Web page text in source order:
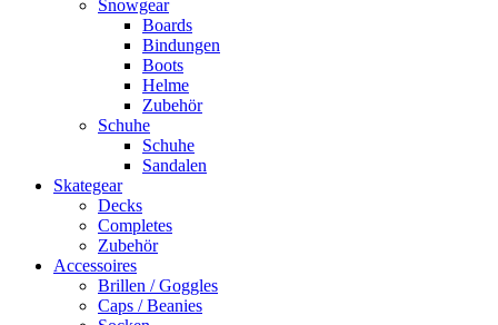
Snowgear
Boards
Bindungen
Boots
Helme
Zubehör
Schuhe
Schuhe
Sandalen
Skategear
Decks
Completes
Zubehör
Accessoires
Brillen / Goggles
Caps / Beanies